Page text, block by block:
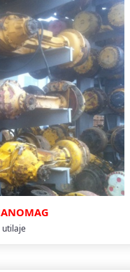
utilaje